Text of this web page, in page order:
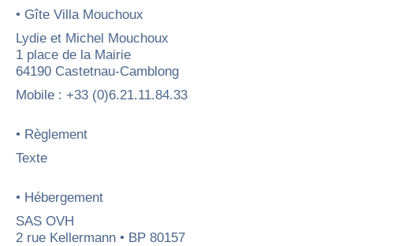
• Gîte Villa Mouchoux
Lydie et Michel Mouchoux
1 place de la Mairie
64190 Castetnau-Camblong
Mobile : +33 (0)6.21.11.84.33
• Règlement
Texte
• Hébergement
SAS OVH
2 rue Kellermann • BP 80157